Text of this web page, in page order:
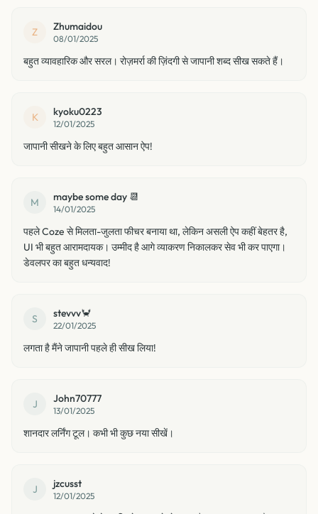
Z Zhumaidou
08/01/2025
बहुत व्यावहारिक और सरल। रोज़मर्रा की ज़िंदगी से जापानी शब्द सीख सकते हैं।
K kyoku0223
12/01/2025
जापानी सीखने के लिए बहुत आसान ऐप!
M maybe some day 📆
14/01/2025
पहले Coze से मिलता-जुलता फीचर बनाया था, लेकिन असली ऐप कहीं बेहतर है,
UI भी बहुत आरामदायक। उम्मीद है आगे व्याकरण निकालकर सेव भी कर पाएगा।
डेवलपर का बहुत धन्यवाद!
S stevvv🦀
22/01/2025
लगता है मैंने जापानी पहले ही सीख लिया!
J John70777
13/01/2025
शानदार लर्निंग टूल। कभी भी कुछ नया सीखें।
J jzcusst
12/01/2025